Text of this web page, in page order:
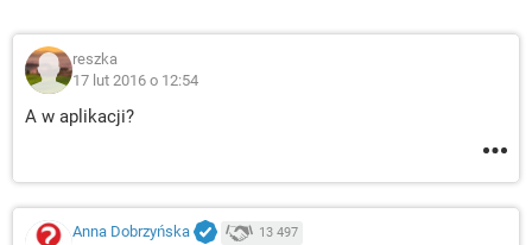
reszka
17 lut 2016 o 12:54
A w aplikacji?
Anna Dobrzyńska 13 497